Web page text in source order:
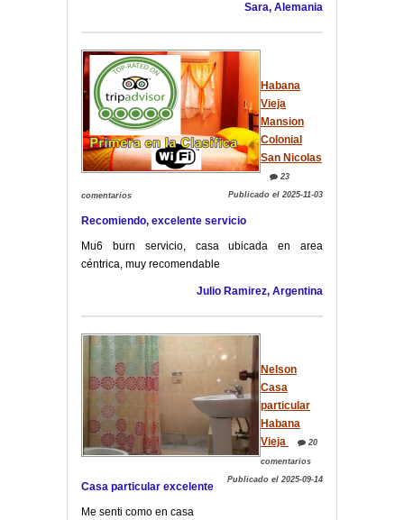
Sara, Alemania
Habana
Vieja
Mansion
Colonial
San Nicolas
23
comentarios Publicado el 2025-11-03
Recomiendo, excelente servicio
Mu6 burn servicio, casa ubicada en area
céntrica, muy recomendable
Julio Ramirez, Argentina
Nelson
Casa
particular
Habana
Vieja
20
comentarios
Publicado el 2025-09-14
Casa particular excelente
Me senti como en casa